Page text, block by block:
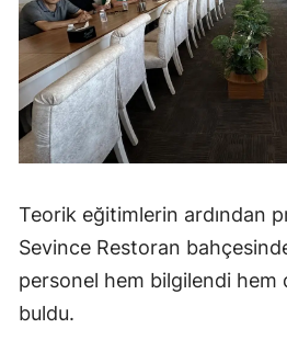
Teorik eğitimlerin ardından
Sevince Restoran
personel hem bilgilendi hem
buldu.